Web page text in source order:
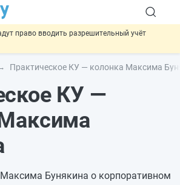
право вводить разрешительный учёт
рассмотрения жалоб на налоговые
за мошенничество в отношении военных и
использование персональных данных россиян
Практическое КУ — колонка Максима
КУ —
Бунякина о корпоративном